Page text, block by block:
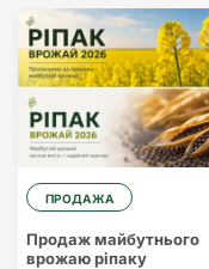
ПРОДАЖА
Продаж майбутнього
врожаю ріпаку